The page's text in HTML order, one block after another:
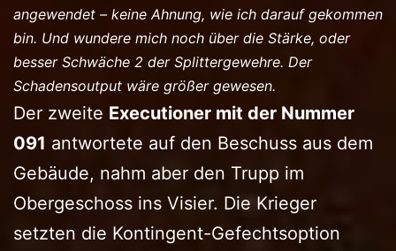
angewendet – keine Ahnung, wie ich darauf gekommen
bin. Und wundere mich noch über die Stärke, oder
besser Schwäche 2 der Splittergewehre. Der
Schadensoutput wäre größer gewesen.
Der zweite Executioner mit der Nummer
091 antwortete auf den Beschuss aus dem
Gebäude, nahm aber den Trupp im
Obergeschoss ins Visier. Die Krieger
setzten die Kontingent-Gefechtsoption